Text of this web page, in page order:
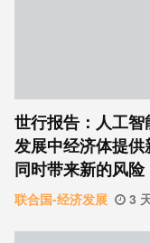
世行报告：人工智
发展中经济体提供
同时带来新的风险
联合国-经济发展 3